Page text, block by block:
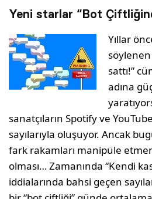
Yeni starlar “Bot
Yıllar
söylenen
sattı!”
adına
sanatçıların Spotify ve
sayılarıyla oluşuyor. Ancak
fark rakamları manipüle
olması… Zamanında “Kendi
iddialarında bahsi geçen